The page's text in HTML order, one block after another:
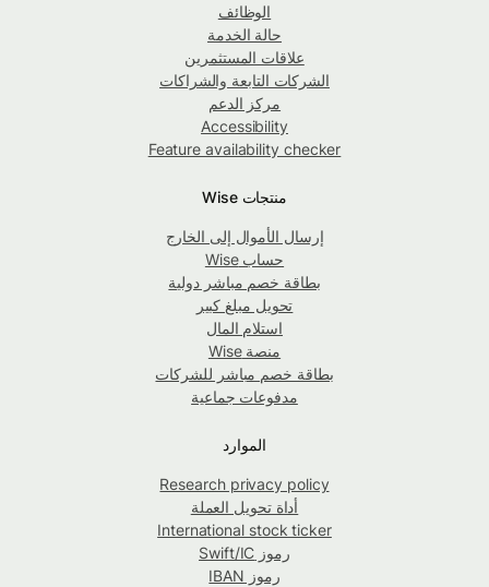
الوظائف
حالة الخدمة
علاقات المستثمرين
الشركات التابعة والشراكات
مركز الدعم
Accessibility
Feature availability checker
منتجات Wise
إرسال الأموال إلى الخارج
حساب Wise
بطاقة خصم مباشر دولية
تحويل مبلغ كبير
استلام المال
منصة Wise
بطاقة خصم مباشر للشركات
مدفوعات جماعية
الموارد
Research privacy policy
أداة تحويل العملة
International stock ticker
رموز Swift/IC
رموز IBAN